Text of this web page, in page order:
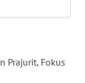
Prajurit, Fokus